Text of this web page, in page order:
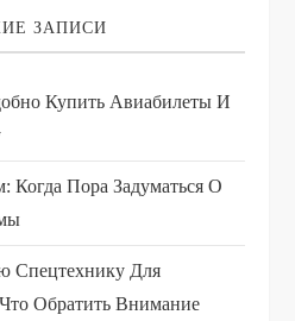
ЗАПИСИ
Купить Авиабилеты И
Когда Пора Задуматься О
Спецтехнику Для
Обратить Внимание